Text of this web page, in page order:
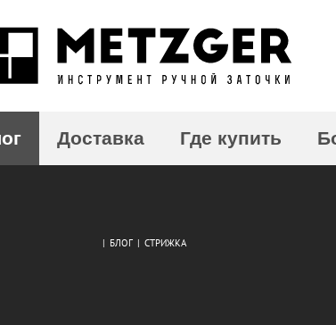
Доставка Где купить
| БЛОГ | СТРИЖКА